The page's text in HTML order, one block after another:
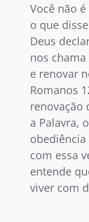
Você não
o que
Deus
nos
e renovar
Romanos
renovação
a Palavra,
com essa
entende
viver com